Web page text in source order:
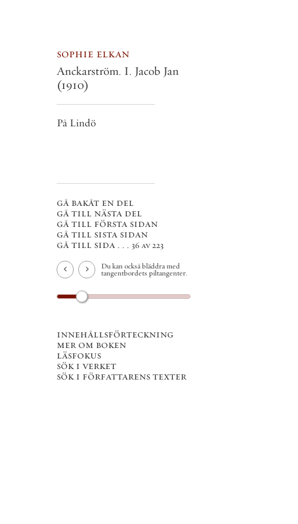
sophie elkan
Anckarström. I. Jacob Jan
(1910)
På Lindö
gå bakåt en del
gå till nästa del
gå till första sidan
gå till sista sidan
gå till sida . . . 36 av 223
Du kan också bläddra med
tangentbordets piltangenter.
innehållsförteckning
mer om boken
läsfokus
sök i verket
sök i författarens texter